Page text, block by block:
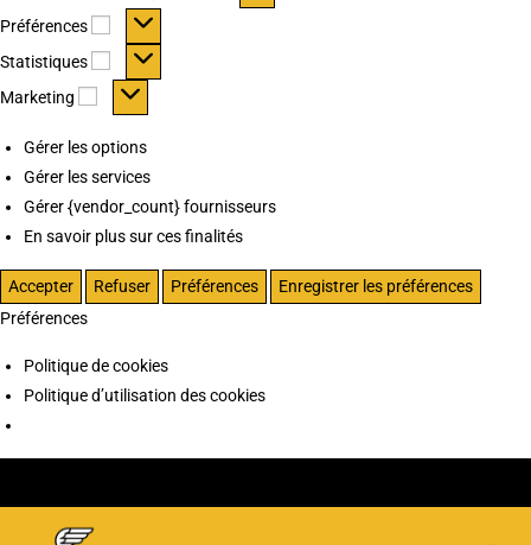
Préférences
Préférences
Statistiques Statistiques
Marketing Marketing
Gérer les options
Gérer les services
Gérer {vendor_count} fournisseurs
En savoir plus sur ces finalités
Accepter Refuser Préférences
Enregistrer les préférences
Préférences
Politique de cookies
Politique d’utilisation des cookies